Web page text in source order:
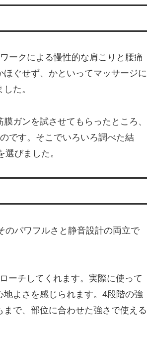
ークによる慢性的な肩こりと腰痛
ぐせず、かといってマッサージに
た。
ガンを試させてもらったところ、
です。そこでいろいろ調べた結
びました。
のパワフルさと静音設計の両立で
ーチしてくれます。実際に使って
よさを感じられます。4段階の強
で、部位に合わせた強さで使える